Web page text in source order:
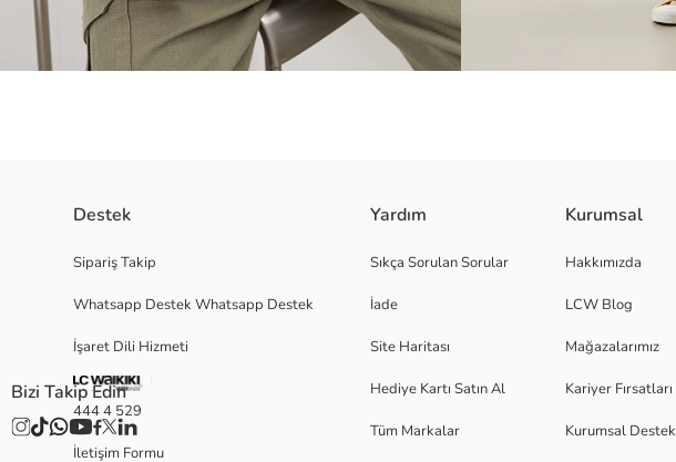
Ana Kumaş:
Kapşon Astarı:
Destek
Sipariş Takip
Whatsapp Destek Whatsapp Destek
İşaret Dili Hizmeti
444 4 529
İletişim Formu
Yardım
Sıkça Sorulan Sorular
İade
Site Haritası
Hediye Kartı Satın Al
Tüm Markalar
Kurumsal
Hakkımızda
LCW Blog
Mağazalarımız
Kariyer Fırsatları
Kurumsal Destek
Bizi Takip Edin